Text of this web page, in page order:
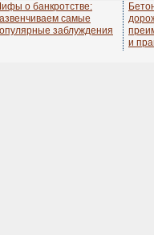
о банкротстве:
самые
заблуждения
и